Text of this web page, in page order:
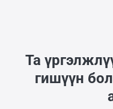
Та
гишүүн